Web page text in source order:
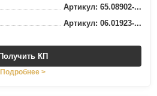
Артикул: 65.08902-...
Артикул: 06.01923-...
Получить КП
Подробнее >